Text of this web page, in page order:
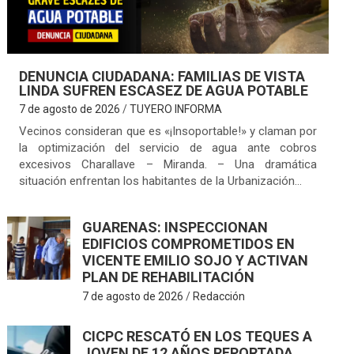
DENUNCIA CIUDADANA: FAMILIAS DE VISTA
LINDA SUFREN ESCASEZ DE AGUA POTABLE
7 de agosto de 2026 TUYERO INFORMA
Vecinos consideran que es «¡Insoportable!» y claman por
la optimización del servicio de agua ante cobros
excesivos Charallave – Miranda. – Una dramática
situación enfrentan los habitantes de la Urbanización…
GUARENAS: INSPECCIONAN
EDIFICIOS COMPROMETIDOS EN
VICENTE EMILIO SOJO Y ACTIVAN
PLAN DE REHABILITACIÓN
7 de agosto de 2026 Redacción
CICPC RESCATÓ EN LOS TEQUES A